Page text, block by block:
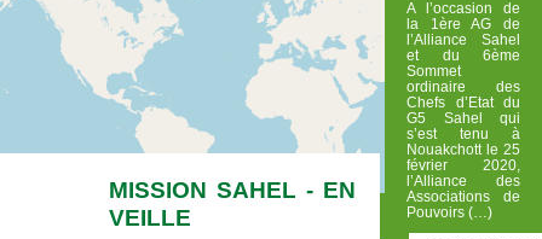
MISSION SAHEL - EN
VEILLE
A l’occasion de
la 1ère AG de
l’Alliance Sahel
et du 6ème
Sommet
ordinaire des
Chefs d’Etat du
G5 Sahel qui
s’est tenu à
Nouakchott le 25
février 2020,
l’Alliance des
Associations de
Pouvoirs (…)